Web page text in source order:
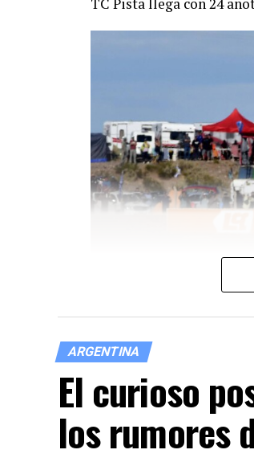
Se viven las horas
ARGENTINA
El curioso
los rumores